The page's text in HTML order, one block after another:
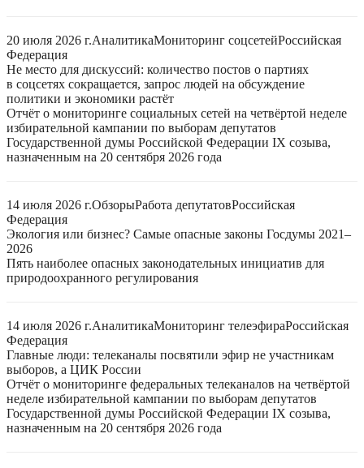
20 июля 2026 г.АналитикаМониторинг соцсетейРоссийская
Федерация
Не место для дискуссий: количество постов о партиях
в соцсетях сокращается, запрос людей на обсуждение
политики и экономики растёт
Отчёт о мониторинге социальных сетей на четвёртой неделе
избирательной кампании по выборам депутатов
Государственной думы Российской Федерации IX созыва,
назначенным на 20 сентября 2026 года
14 июля 2026 г.ОбзорыРабота депутатовРоссийская
Федерация
Экология или бизнес? Самые опасные законы Госдумы 2021–
2026
Пять наиболее опасных законодательных инициатив для
природоохранного регулирования
14 июля 2026 г.АналитикаМониторинг телеэфираРоссийская
Федерация
Главные люди: телеканалы посвятили эфир не участникам
выборов, а ЦИК России
Отчёт о мониторинге федеральных телеканалов на четвёртой
неделе избирательной кампании по выборам депутатов
Государственной думы Российской Федерации IX созыва,
назначенным на 20 сентября 2026 года